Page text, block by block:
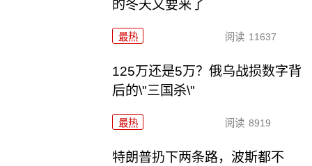
的冬天又要来了
最热 阅读 11637
125万还是5万？俄乌战损数字背
后的\"三国杀\"
最热 阅读 8919
特朗普扔下两条路，波斯都不